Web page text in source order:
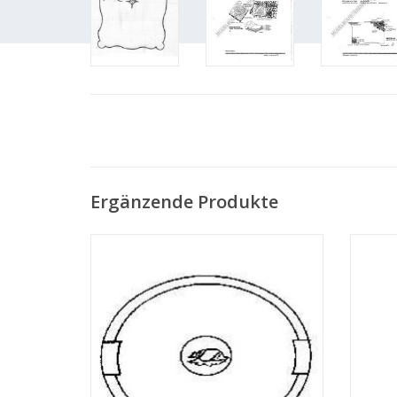
Ergänzende Produkte
ZUM WARENKORB HINZUFÜGEN